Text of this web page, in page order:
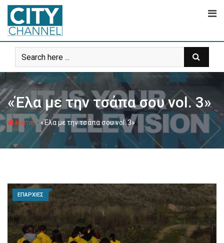
Skip
content
«Έλα με την τσάπα σου vol. 3»
Home- «Έλα με την τσάπα σου vol. 3»
ΕΠΑΡΧΙΕΣ